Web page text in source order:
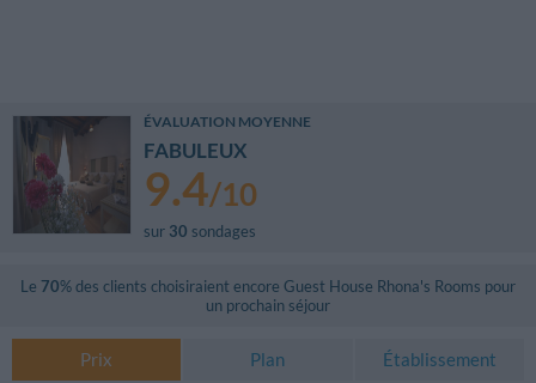
ÉVALUATION MOYENNE
FABULEUX
9.4/10
sur 30 sondages
Le 70% des clients choisiraient encore Guest House Rhona's Rooms pour
un prochain séjour
Prix Plan Établissement